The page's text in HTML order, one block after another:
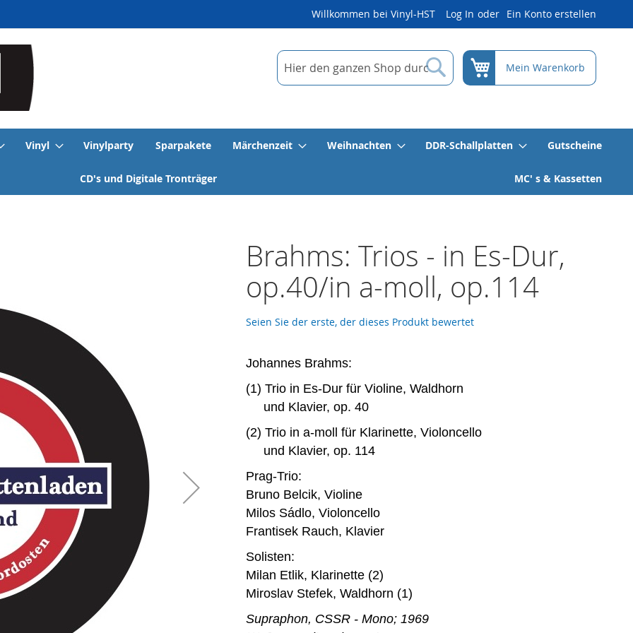
Willkommen bei Vinyl-HST Log In Ein Konto erstellen
Suche
Suche
Mein Warenkorb
Vinyl Vinylparty Sparpakete Märchenzeit Weihnachten DDR-Schallplatten Gutscheine
CD's und Digitale Tronträger MC' s & Kassetten
Brahms: Trios - in Es-Dur,
op.40/in a-moll, op.114
Seien Sie der erste, der dieses Produkt bewertet
Johannes Brahms:
(1) Trio in Es-Dur für Violine, Waldhorn
und Klavier, op. 40
(2) Trio in a-moll für Klarinette, Violoncello
und Klavier, op. 114
Prag-Trio:
Bruno Belcik, Violine
Milos Sádlo, Violoncello
Frantisek Rauch, Klavier
Solisten:
Milan Etlik, Klarinette (2)
Miroslav Stefek, Waldhorn (1)
Supraphon, CSSR - Mono; 1969